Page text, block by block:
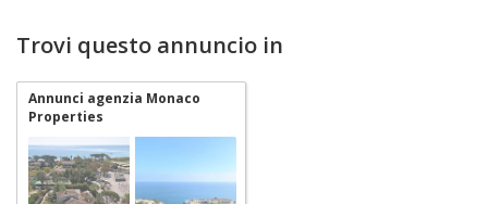
Trovi questo annuncio in
Annunci agenzia Monaco
Properties